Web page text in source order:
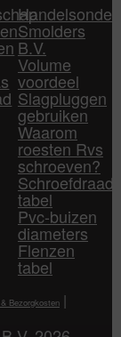
Smolders
B.V.
Volume
voordeel
Slagpluggen
gebruiken
Waarom
roesten Rvs
schroeven?
Schroefdraad
tabel
Pvc-buizen
diameters
Flenzen
tabel
Bezorgkosten |